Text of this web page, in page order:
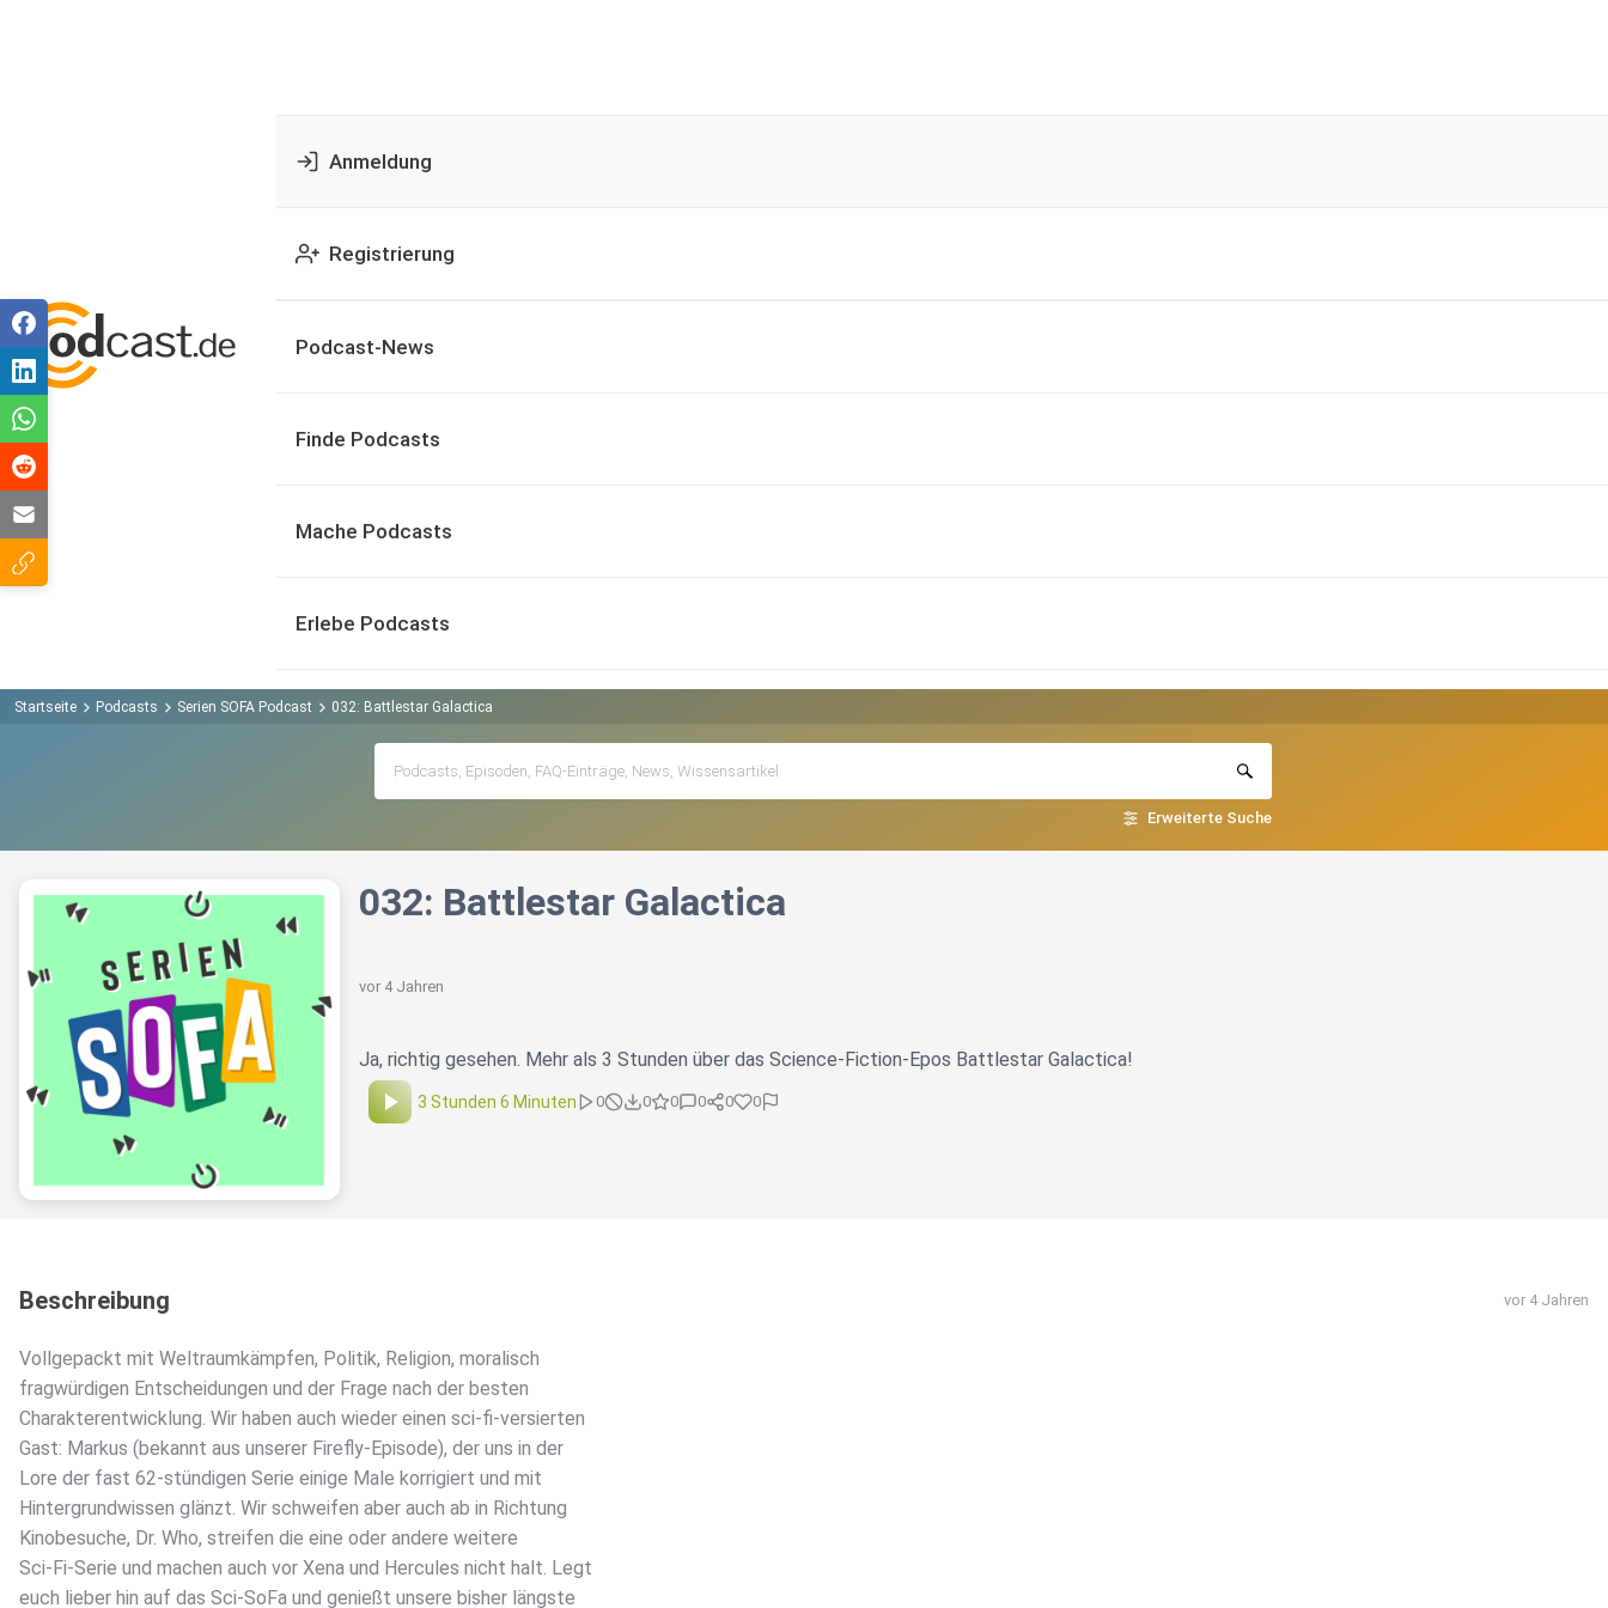
Anmeldung
Registrierung
Podcast-News
Finde Podcasts
Mache Podcasts
Erlebe Podcasts
Startseite Podcasts Serien SOFA Podcast 032: Battlestar Galactica
Erweiterte Suche
032: Battlestar Galactica
vor 4 Jahren
Ja, richtig gesehen. Mehr als 3 Stunden über das Science-Fiction-Epos Battlestar Galactica!
3 Stunden 6 Minuten 0 0 0 0 0 0
Beschreibung vor 4 Jahren
Vollgepackt mit Weltraumkämpfen, Politik, Religion, moralisch
fragwürdigen Entscheidungen und der Frage nach der besten
Charakterentwicklung. Wir haben auch wieder einen sci-fi-versierten
Gast: Markus (bekannt aus unserer Firefly-Episode), der uns in der
Lore der fast 62-stündigen Serie einige Male korrigiert und mit
Hintergrundwissen glänzt. Wir schweifen aber auch ab in Richtung
Kinobesuche, Dr. Who, streifen die eine oder andere weitere
Sci-Fi-Serie und machen auch vor Xena und Hercules nicht halt. Legt
euch lieber hin auf das Sci-SoFa und genießt unsere bisher längste